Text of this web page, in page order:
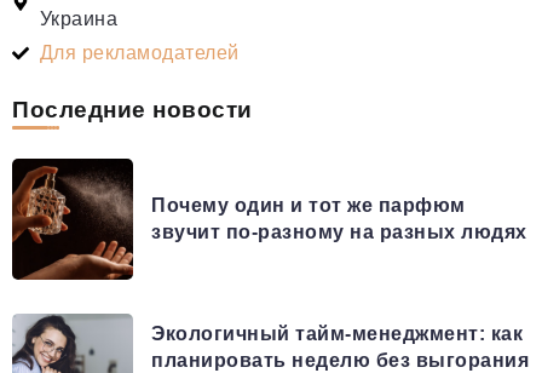
Украина
Для рекламодателей
Последние новости
Почему один и тот же парфюм
звучит по-разному на разных людях
Экологичный тайм-менеджмент: как
планировать неделю без выгорания